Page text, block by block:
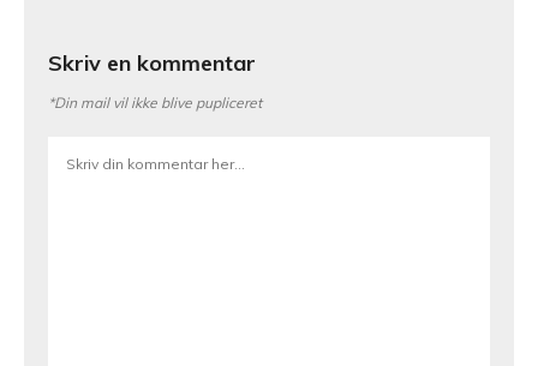
Skriv en kommentar
*Din mail vil ikke blive pupliceret